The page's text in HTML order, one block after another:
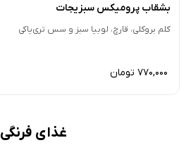
بشقاب پرومیکس سبزیجات
کلم بروکلی، قارچ، لوبیا سبز و سس تری‌یاکی
770,000 تومان
غذای فرنگی